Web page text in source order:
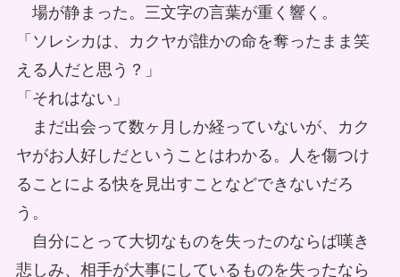
場が静まった。三文字の言葉が重く響く。
「ソレシカは、カクヤが誰かの命を奪ったまま笑
える人だと思う？」
「それはない」
まだ出会って数ヶ月しか経っていないが、カク
ヤがお人好しだということはわかる。人を傷つけ
ることによる快を見出すことなどできないだろ
う。
自分にとって大切なものを失ったのならば嘆き
悲しみ、相手が大事にしているものを失ったなら